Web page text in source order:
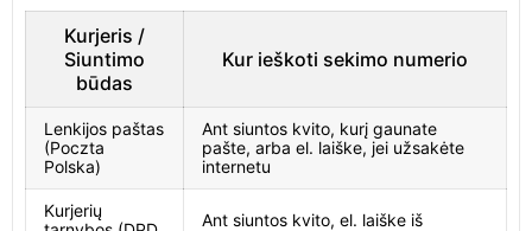
Kurjeris /
Siuntimo
būdas
Kur ieškoti sekimo numerio
Lenkijos paštas
(Poczta
Polska)
Ant siuntos kvito, kurį gaunate
pašte, arba el. laiške, jei užsakėte
internetu
Kurjerių
Ant siuntos kvito, el. laiške iš